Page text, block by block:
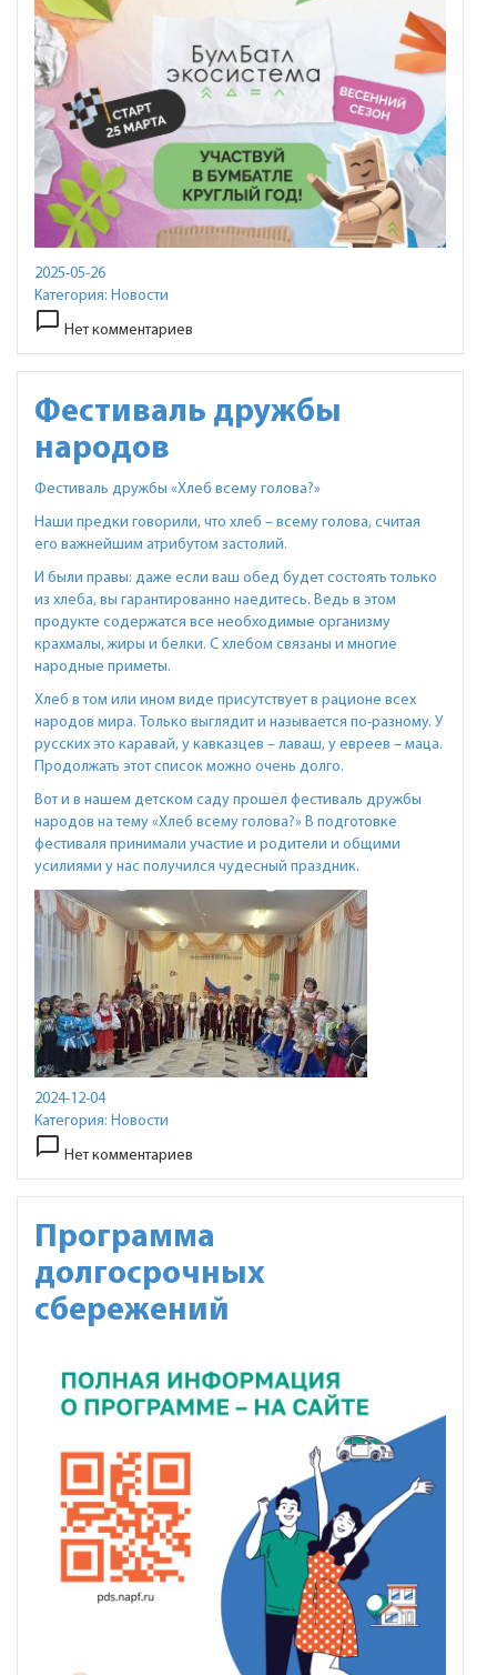
2025-05-26
Категория: Новости
chat_bubble_outline Нет комментариев
Фестиваль дружбы
народов
Фестиваль дружбы «Хлеб всему голова?»
Наши предки говорили, что хлеб – всему голова, считая
его важнейшим атрибутом застолий.
И были правы: даже если ваш обед будет состоять только
из хлеба, вы гарантированно наедитесь. Ведь в этом
продукте содержатся все необходимые организму
крахмалы, жиры и белки. С хлебом связаны и многие
народные приметы.
Хлеб в том или ином виде присутствует в рационе всех
народов мира. Только выглядит и называется по-разному. У
русских это каравай, у кавказцев – лаваш, у евреев – маца.
Продолжать этот список можно очень долго.
Вот и в нашем детском саду прошёл фестиваль дружбы
народов на тему «Хлеб всему голова?» В подготовке
фестиваля принимали участие и родители и общими
усилиями у нас получился чудесный праздник.
2024-12-04
Категория: Новости
chat_bubble_outline Нет комментариев
Программа
долгосрочных
сбережений